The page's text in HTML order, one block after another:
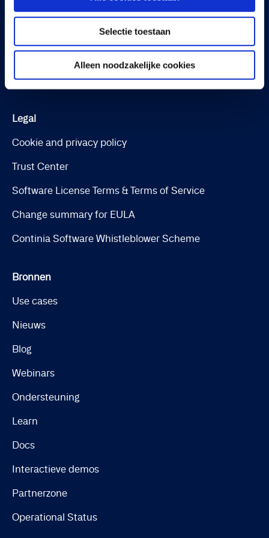
Selectie toestaan
Alleen noodzakelijke cookies
Continia Finance
Collection Management
OPplus
Legal
Cookie and privacy policy
Trust Center
Software License Terms & Terms of Service
Change summary for EULA
Continia Software Whistleblower Scheme
Bronnen
Use cases
Nieuws
Blog
Webinars
Ondersteuning
Learn
Docs
Interactieve demos
Partnerzone
Operational Status